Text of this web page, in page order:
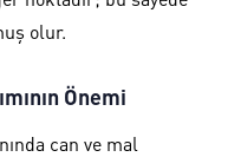
olur.
Önemi
can ve mal